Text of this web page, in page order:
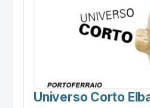
Universo Corto